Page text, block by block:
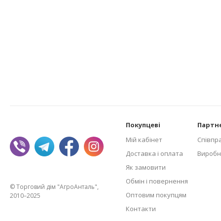
© Торговий дім "АгроАнталь",
2010–2025
Покупцеві
Мій кабінет
Доставка і оплата
Як замовити
Обмін і повернення
Оптовим покупцям
Контакти